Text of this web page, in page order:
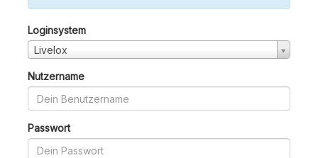
Loginsystem
Livelox
Nutzername
Passwort